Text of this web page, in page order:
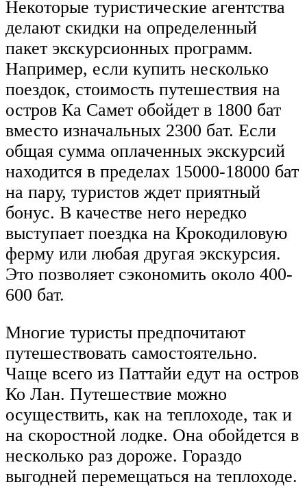
Некоторые туристические агентства
делают скидки на определенный
пакет экскурсионных программ.
Например, если купить несколько
поездок, стоимость путешествия на
остров Ка Самет обойдет в 1800 бат
вместо изначальных 2300 бат. Если
общая сумма оплаченных экскурсий
находится в пределах 15000-18000 бат
на пару, туристов ждет приятный
бонус. В качестве него нередко
выступает поездка на Крокодиловую
ферму или любая другая экскурсия.
Это позволяет сэкономить около 400-
600 бат.
Многие туристы предпочитают
путешествовать самостоятельно.
Чаще всего из Паттайи едут на остров
Ко Лан. Путешествие можно
осуществить, как на теплоходе, так и
на скоростной лодке. Она обойдется в
несколько раз дороже. Гораздо
выгодней перемещаться на теплоходе.